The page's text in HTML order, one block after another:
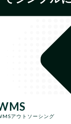
アウトソーシング